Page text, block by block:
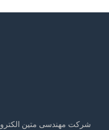
شرکت مهندسی متین